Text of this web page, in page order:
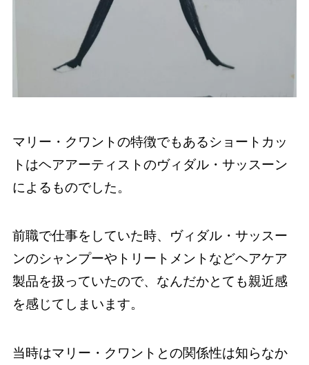
マリー・クワントの特徴でもあるショートカッ
トはヘアアーティストのヴィダル・サッスーン
によるものでした。
前職で仕事をしていた時、ヴィダル・サッスー
ンのシャンプーやトリートメントなどヘアケア
製品を扱っていたので、なんだかとても親近感
を感じてしまいます。
当時はマリー・クワントとの関係性は知らなか